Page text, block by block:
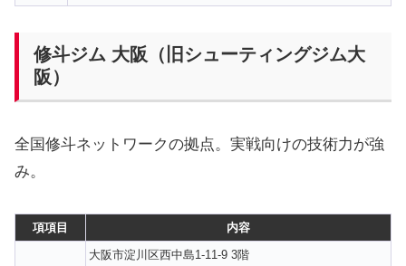
修斗ジム 大阪（旧シューティングジム大
阪）
全国修斗ネットワークの拠点。実戦向けの技術力が強
み。
項項目 内容
大阪市淀川区西中島1-11-9 3階